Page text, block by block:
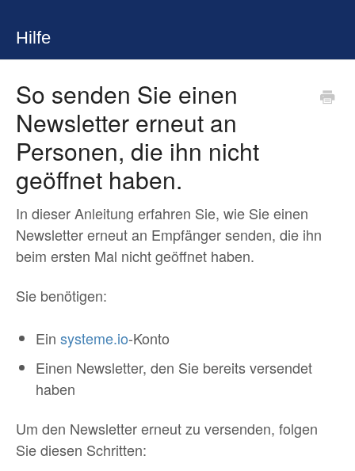
Hilfe
So senden Sie einen
Newsletter erneut an
Personen, die ihn nicht
geöffnet haben.
In dieser Anleitung erfahren Sie, wie Sie einen
Newsletter erneut an Empfänger senden, die ihn
beim ersten Mal nicht geöffnet haben.
Sie benötigen:
Ein systeme.io-Konto
Einen Newsletter, den Sie bereits versendet
haben
Um den Newsletter erneut zu versenden, folgen
Sie diesen Schritten: